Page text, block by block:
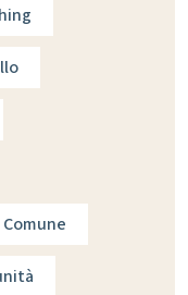
Comune